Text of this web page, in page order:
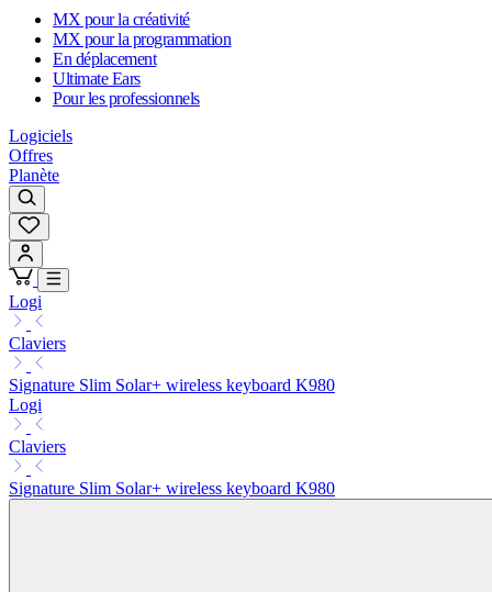
MX pour la créativité
MX pour la programmation
En déplacement
Ultimate Ears
Pour les professionnels
Logiciels
Offres
Planète
Logi
Claviers
Signature Slim Solar+ wireless keyboard K980
Logi
Claviers
Signature Slim Solar+ wireless keyboard K980